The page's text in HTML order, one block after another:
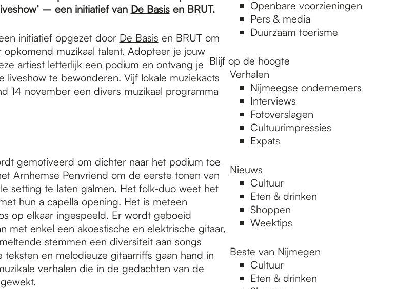
Openbare voorzieningen
Pers & media
Duurzaam toerisme
Blijf op de hoogte
Verhalen
Nijmeegse ondernemers
Interviews
Fotoverslagen
Cultuurimpressies
Expats
Nieuws
Cultuur
Eten & drinken
Shoppen
Weektips
Beste van Nijmegen
Cultuur
Eten & drinken
– een initiatief van De Basisen BRUT.
initiatief opgezet door De Basis en BRUT om
muzikaal talent. Adopteer je jouw
artiest letterlijk een podium en ontvang je
liveshow te bewonderen. Vijf lokale muziekacts
14 november een divers muzikaal programma
gemotiveerd om dichter naar het podium toe
Arnhemse Penvriend om de eerste tonen van
setting te laten galmen. Het folk-duo weet het
hun a capella opening. Het is meteen
op elkaar ingespeeld. Er wordt geboeid
met enkel een akoestische en elektrische gitaar,
stemmen een diversiteit aan songs
en melodieuze gitaarriffs gaan hand in
verhalen die in de gedachten van de